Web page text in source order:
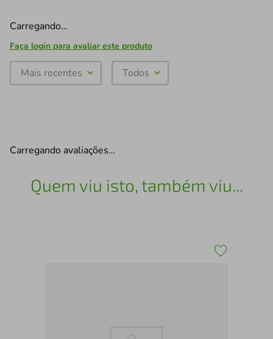
Carregando…
Faça login para avaliar este produto
Mais recentes Todos
Carregando avaliações…
Quem viu isto, também viu...